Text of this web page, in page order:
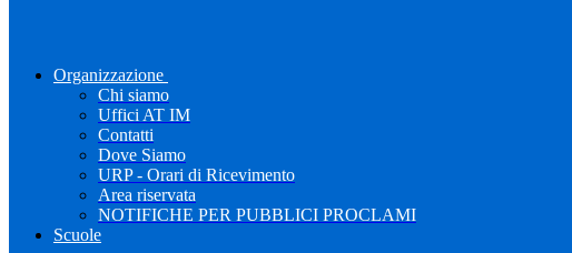
Organizzazione
Chi siamo
Uffici AT IM
Contatti
Dove Siamo
URP - Orari di Ricevimento
Area riservata
NOTIFICHE PER PUBBLICI PROCLAMI
Scuole